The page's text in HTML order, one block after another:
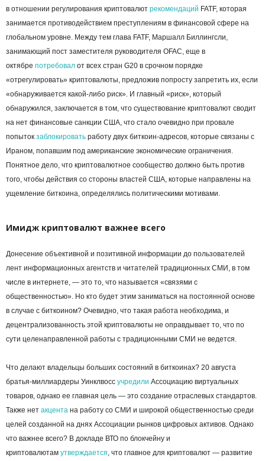
в отношении регулирования криптовалют рекомендаций FATF, которая
занимается противодействием преступлениям в финансовой сфере на
глобальном уровне. Между тем глава FATF, Маршалл Биллингсли,
занимающий пост заместителя руководителя OFAC, еще в
октябре потребовал от всех стран G20 в срочном порядке
«отрегулировать» криптовалюты, предложив попросту запретить их, если
«обнаруживается какой-либо риск». И главный «риск», который
обнаружился, заключается в том, что существование криптовалют сводит
на нет финансовые санкции США, что стало очевидно при провале
попыток заблокировать работу двух биткоин-адресов, которые связаны с
Ираном, попавшим под американские экономические ограничения.
Понятное дело, что криптовалютное сообщество должно быть против
того, чтобы действия со стороны властей США, которые направлены на
ущемление биткоина, определялись политическими мотивами.
Имидж криптовалют важнее всего
Донесение объективной и позитивной информации до пользователей
лент информационных агентств и читателей традиционных СМИ, в том
числе в интернете, — это то, что называется «связями с
общественностью». Но кто будет этим заниматься на постоянной основе
в случае с биткоином? Очевидно, что такая работа необходима, и
децентрализованность этой криптовалюты не оправдывает то, что по
сути целенаправленной работы с традиционными СМИ не ведется.
Что делают владельцы больших состояний в биткоинах? 20 августа
братья-миллиардеры Уинклвосс учредили Ассоциацию виртуальных
товаров, однако ее главная цель — это создание отраслевых стандартов.
Также нет акцента на работу со СМИ и широкой общественностью среди
целей созданной на днях Ассоциации рынков цифровых активов. Однако
что важнее всего? В докладе ВТО по блокчейну и
криптовалютам утверждается, что главное для криптовалют — развитие